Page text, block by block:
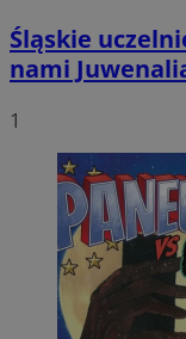
Śląskie
nami
1